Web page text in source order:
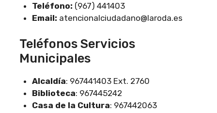
Teléfono: (967) 441403
Email: atencionalciudadano@laroda.es
Teléfonos Servicios
Municipales
Alcaldía: 967441403 Ext. 2760
Biblioteca: 967445242
Casa de la Cultura: 967442063